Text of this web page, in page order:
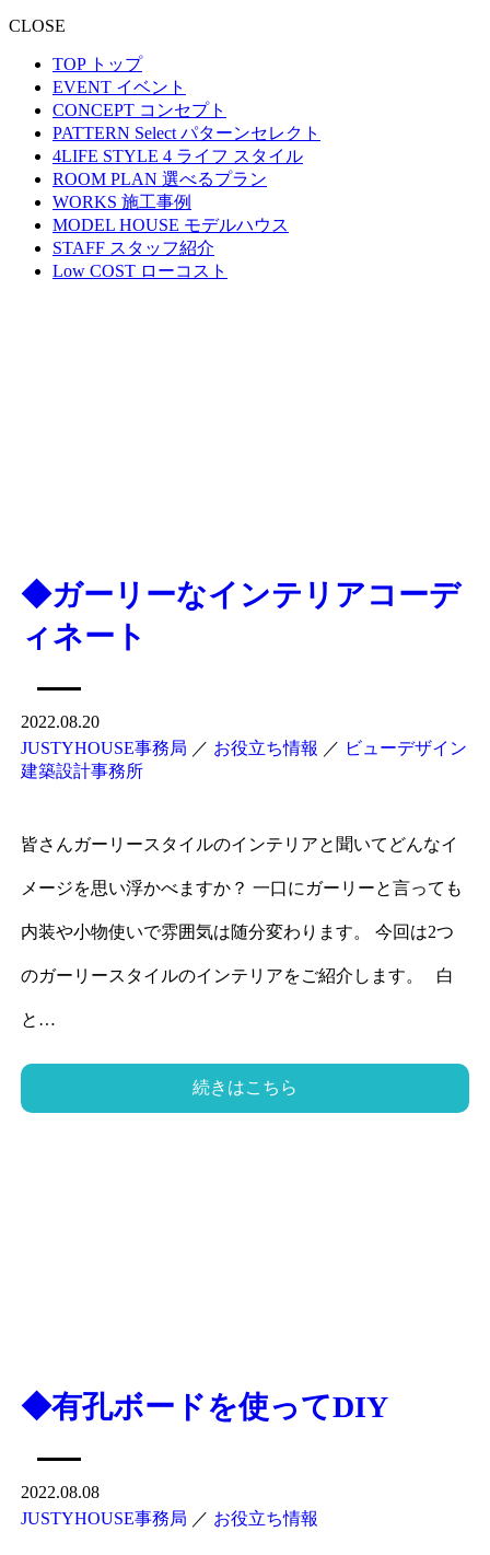
CLOSE
TOP トップ
EVENT イベント
CONCEPT コンセプト
PATTERN Select パターンセレクト
4LIFE STYLE 4 ライフ スタイル
ROOM PLAN 選べるプラン
WORKS 施工事例
MODEL HOUSE モデルハウス
STAFF スタッフ紹介
Low COST ローコスト
◆ガーリーなインテリアコーデ
ィネート
2022.08.20
JUSTYHOUSE事務局 ／ お役立ち情報 ／ ビューデザイン
建築設計事務所
皆さんガーリースタイルのインテリアと聞いてどんなイ
メージを思い浮かべますか？ 一口にガーリーと言っても
内装や小物使いで雰囲気は随分変わります。 今回は2つ
のガーリースタイルのインテリアをご紹介します。 白
と…
続きはこちら
◆有孔ボードを使ってDIY
2022.08.08
JUSTYHOUSE事務局 ／ お役立ち情報